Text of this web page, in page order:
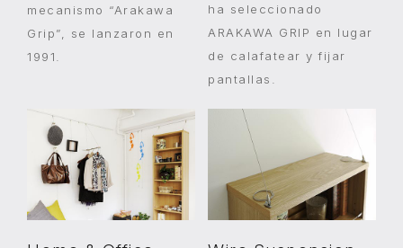
mecanismo “Arakawa
Grip”, se lanzaron en
1991.
ha seleccionado
ARAKAWA GRIP en lugar
de calafatear y fijar
pantallas.